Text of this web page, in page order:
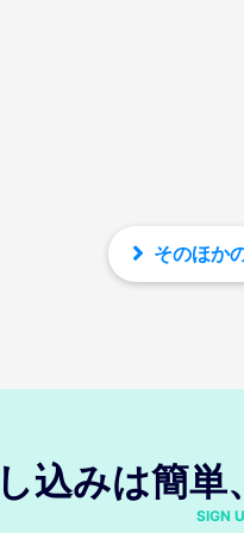
そのほか
込みは簡単
SIGN